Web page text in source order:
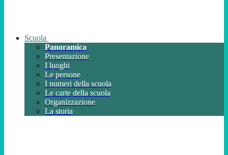
Scuola
Panoramica
Presentazione
I luoghi
Le persone
I numeri della scuola
Le carte della scuola
Organizzazione
La storia